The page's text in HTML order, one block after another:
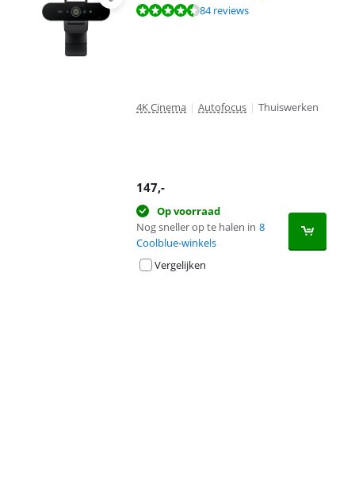
Beoordeling is 8,7 van de 10, gebaseerd op 84 reviews.
84 reviews
4K Cinema | Autofocus | Thuiswerken
147,-
Op voorraad
Nog sneller op te halen in 8
Coolblue-winkels
Vergelijken